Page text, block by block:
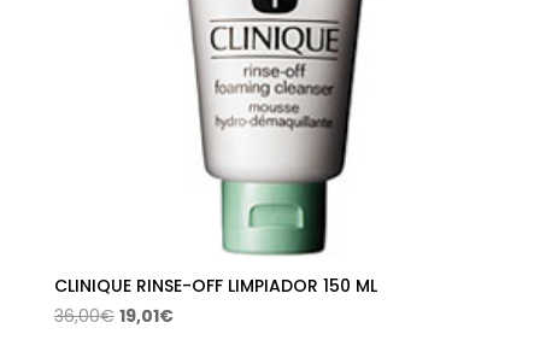
CLINIQUE RINSE-OFF LIMPIADOR 150 ML
36,00€ El
19,01€El